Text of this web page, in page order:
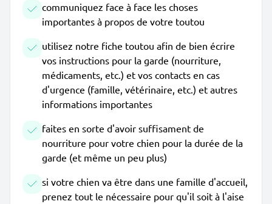
communiquez face à face les choses
importantes à propos de votre toutou
utilisez notre fiche toutou afin de bien écrire
vos instructions pour la garde (nourriture,
médicaments, etc.) et vos contacts en cas
d'urgence (famille, vétérinaire, etc.) et autres
informations importantes
faites en sorte d'avoir suffisament de
nourriture pour votre chien pour la durée de la
garde (et même un peu plus)
si votre chien va être dans une famille d'accueil,
prenez tout le nécessaire pour qu'il soit à l'aise